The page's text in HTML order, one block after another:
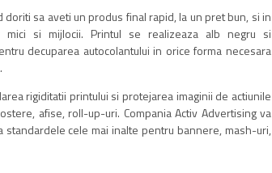
sa aveti un produs final rapid, la un pret bun, si in
si mijlocii. Printul se realizeaza alb negru si
decuparea autocolantului in orice forma necesara
rigiditatii printului si protejarea imaginii de actiunile
afise, roll-up-uri. Compania Activ Advertising va
cele mai inalte pentru bannere, mash-uri,